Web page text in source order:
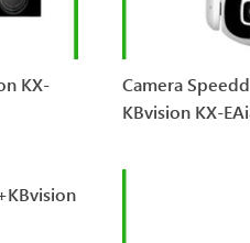
KX-
Camera
KBvision KX-